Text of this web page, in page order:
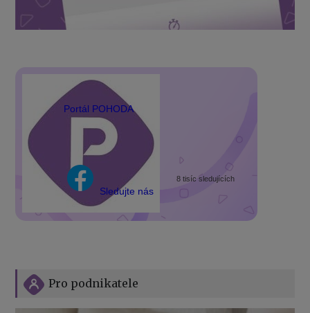
Portál POHODA
Sledujte nás
8 tisíc sledujících
Pro podnikatele